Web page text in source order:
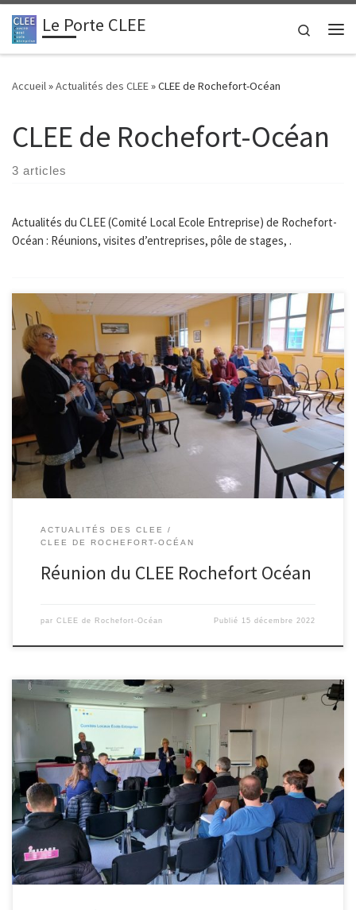
Passer au contenu
Le Porte CLEE
Search
Accueil»Actualités des CLEE»CLEE de Rochefort-Océan
CLEE de Rochefort-Océan
3 articles
Actualités du CLEE (Comité Local Ecole Entreprise) de Rochefort-
Océan : Réunions, visites d’entreprises, pôle de stages, .
Le 7 décembre 2022 s’est tenue la première réunion du CLEE
Rochefort Océan au Lycée Polyvalent Marcel DASSAULT de
Rochefort. La réunion a été menée par les 2 co-pilotes du CLEE,
Mme Sylvie MOTILLON, proviseure du Lycée Gilles Jamain et M
Frédéric JAJKIEWICZ, proviseur du Lycée Marcel Dassault. Pas
moins […]
ACTUALITÉS DES CLEE
CLEE DE ROCHEFORT-OCÉAN
Réunion du CLEE Rochefort Océan
par CLEE de Rochefort-Océan Publié 15 décembre 2022
Petite assemblée pour cette première réunion de travail sur la
constitution du 22e CLEE de l’académie de Poitiers. Beaucoup
d’actions sont déjà menées par les établissements scolaires et les
partenaires. Quelques difficultés de communication lors de
l’organisation de la semaine de l’industrie de Rochefort, qui
doivent disparaître avec la création […]